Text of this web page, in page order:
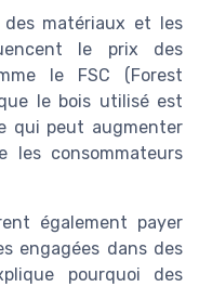
matériaux et les
le prix des
le FSC (Forest
le bois utilisé est
qui peut augmenter
les consommateurs
également payer
engagées dans des
pourquoi des